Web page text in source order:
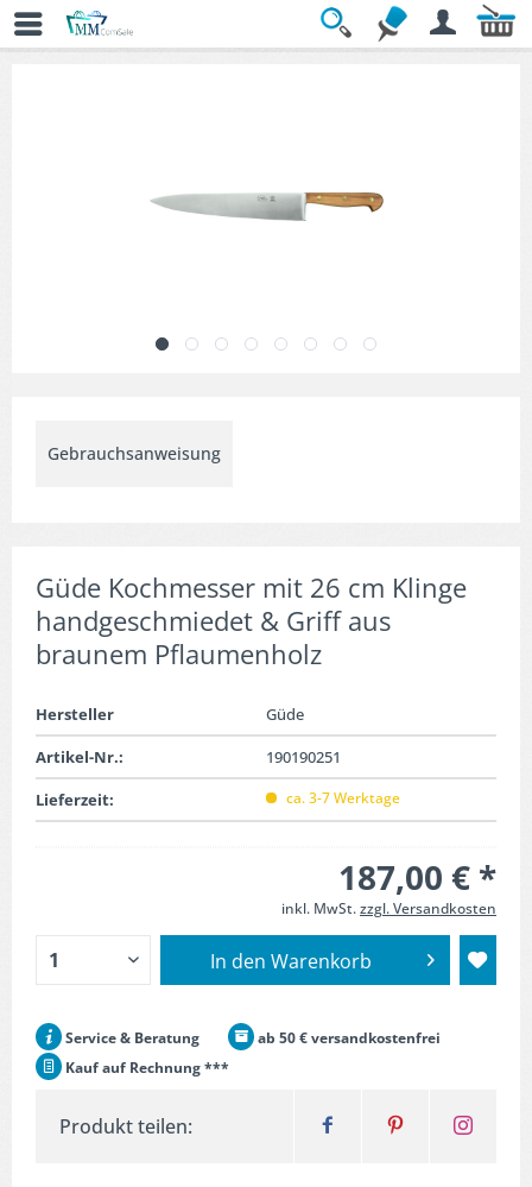
Übersicht
Gebrauchsanweisung
Güde Kochmesser mit 26 cm Klinge
handgeschmiedet & Griff aus
braunem Pflaumenholz
Hersteller
Güde
Artikel-Nr.:
190190251
Lieferzeit:
ca. 3-7 Werktage
187,00 € *
inkl. MwSt.zzgl. Versandkosten
In den Warenkorb
Service & Beratung
ab 50 € versandkostenfrei
Kauf auf Rechnung ***
Produkt teilen: